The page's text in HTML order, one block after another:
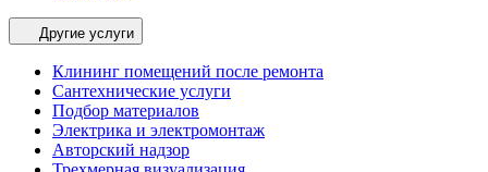
Другие услуги
Клининг помещений после ремонта
Сантехнические услуги
Подбор материалов
Электрика и электромонтаж
Авторский надзор